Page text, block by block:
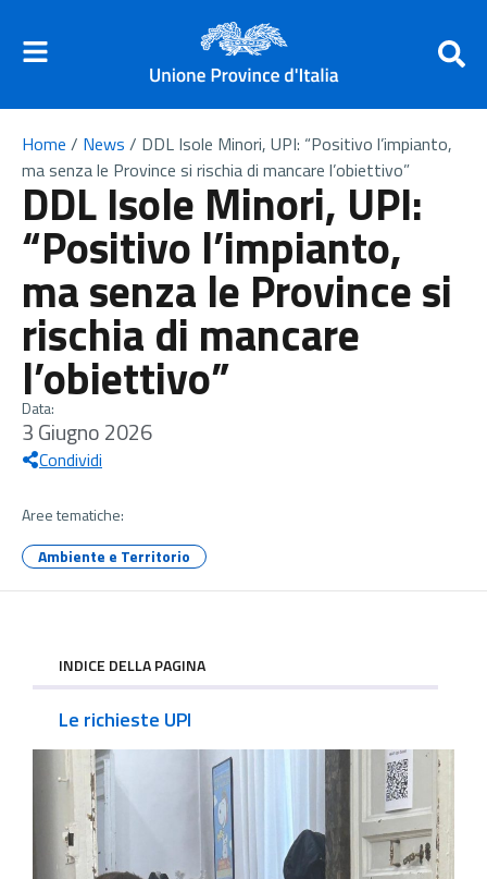
Home / News / DDL Isole Minori, UPI: “Positivo l’impianto,
ma senza le Province si rischia di mancare l’obiettivo”
DDL Isole Minori, UPI:
“Positivo l’impianto,
ma senza le Province si
rischia di mancare
l’obiettivo”
Data:
3 Giugno 2026
Condividi
Aree tematiche:
Ambiente e Territorio
INDICE DELLA PAGINA
Le richieste UPI